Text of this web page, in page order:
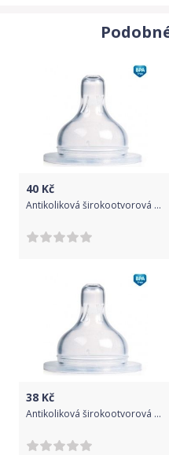
40 Kč
Antikoliková širokootvorová savička Canpol Babies, 6m+
38 Kč
Antikoliková širokootvorová savička Canpol Babies, 6m+